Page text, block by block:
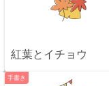
紅葉とイチョウ
手書き